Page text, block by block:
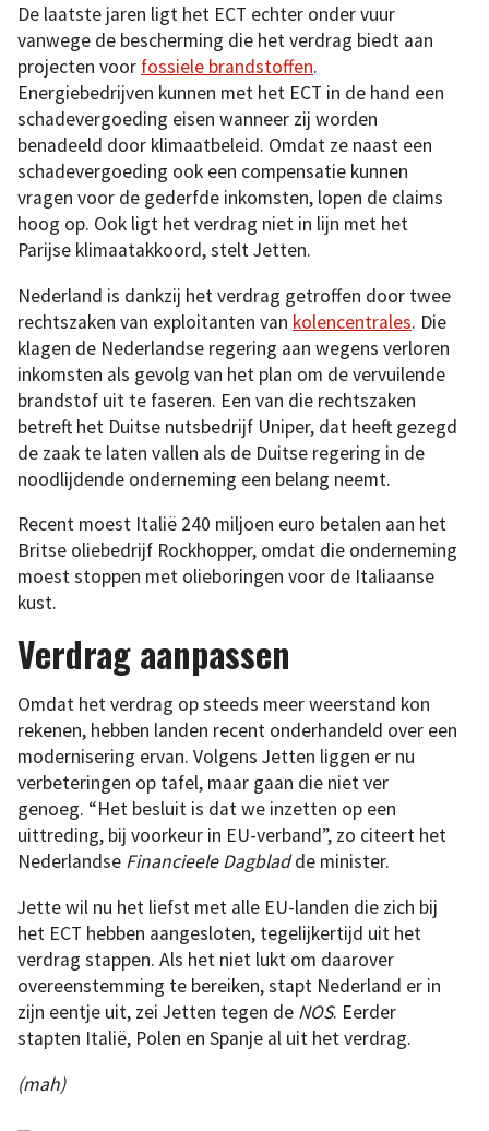
De laatste jaren ligt het ECT echter onder vuur
vanwege de bescherming die het verdrag biedt aan
projecten voor fossiele brandstoffen.
Energiebedrijven kunnen met het ECT in de hand een
schadevergoeding eisen wanneer zij worden
benadeeld door klimaatbeleid. Omdat ze naast een
schadevergoeding ook een compensatie kunnen
vragen voor de gederfde inkomsten, lopen de claims
hoog op. Ook ligt het verdrag niet in lijn met het
Parijse klimaatakkoord, stelt Jetten.
Nederland is dankzij het verdrag getroffen door twee
rechtszaken van exploitanten van kolencentrales. Die
klagen de Nederlandse regering aan wegens verloren
inkomsten als gevolg van het plan om de vervuilende
brandstof uit te faseren. Een van die rechtszaken
betreft het Duitse nutsbedrijf Uniper, dat heeft gezegd
de zaak te laten vallen als de Duitse regering in de
noodlijdende onderneming een belang neemt.
Recent moest Italië 240 miljoen euro betalen aan het
Britse oliebedrijf Rockhopper, omdat die onderneming
moest stoppen met olieboringen voor de Italiaanse
kust.
Verdrag aanpassen
Omdat het verdrag op steeds meer weerstand kon
rekenen, hebben landen recent onderhandeld over een
modernisering ervan. Volgens Jetten liggen er nu
verbeteringen op tafel, maar gaan die niet ver
genoeg. “Het besluit is dat we inzetten op een
uittreding, bij voorkeur in EU-verband”, zo citeert het
Nederlandse Financieele Dagbladde minister.
Jette wil nu het liefst met alle EU-landen die zich bij
het ECT hebben aangesloten, tegelijkertijd uit het
verdrag stappen. Als het niet lukt om daarover
overeenstemming te bereiken, stapt Nederland er in
zijn eentje uit, zei Jetten tegen de NOS. Eerder
stapten Italië, Polen en Spanje al uit het verdrag.
(mah)